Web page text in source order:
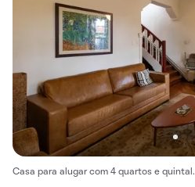
Casa para alugar com 4 quartos e quintal.